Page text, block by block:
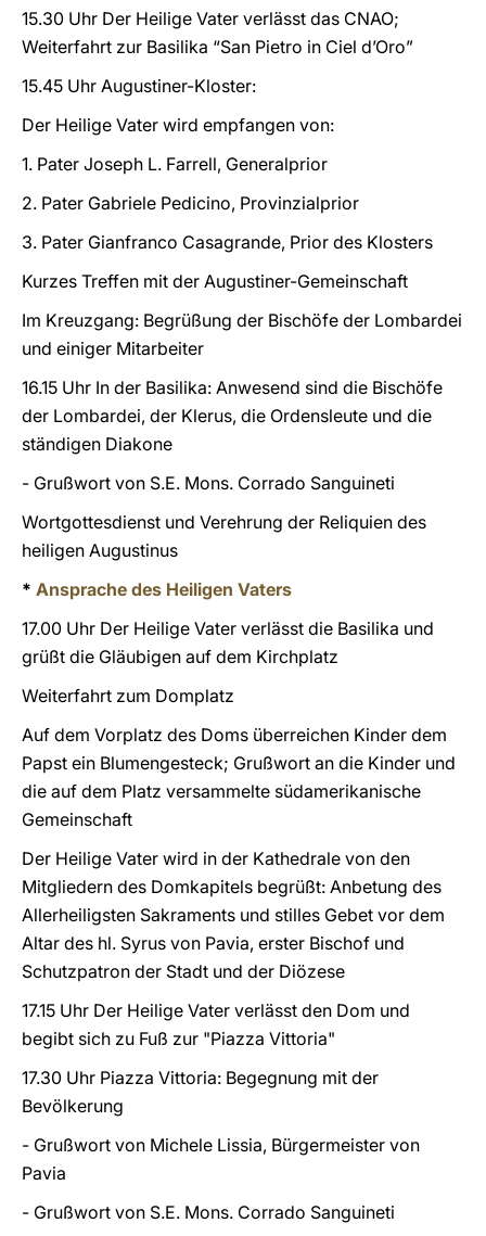
15.30 Uhr Der Heilige Vater verlässt das CNAO;
Weiterfahrt zur Basilika “San Pietro in Ciel d’Oro”
15.45 Uhr Augustiner-Kloster:
Der Heilige Vater wird empfangen von:
1. Pater Joseph L. Farrell, Generalprior
2. Pater Gabriele Pedicino, Provinzialprior
3. Pater Gianfranco Casagrande, Prior des Klosters
Kurzes Treffen mit der Augustiner-Gemeinschaft
Im Kreuzgang: Begrüßung der Bischöfe der Lombardei
und einiger Mitarbeiter
16.15 Uhr In der Basilika: Anwesend sind die Bischöfe
der Lombardei, der Klerus, die Ordensleute und die
ständigen Diakone
- Grußwort von S.E. Mons. Corrado Sanguineti
Wortgottesdienst und Verehrung der Reliquien des
heiligen Augustinus
* Ansprache des Heiligen Vaters
17.00 Uhr Der Heilige Vater verlässt die Basilika und
grüßt die Gläubigen auf dem Kirchplatz
Weiterfahrt zum Domplatz
Auf dem Vorplatz des Doms überreichen Kinder dem
Papst ein Blumengesteck; Grußwort an die Kinder und
die auf dem Platz versammelte südamerikanische
Gemeinschaft
Der Heilige Vater wird in der Kathedrale von den
Mitgliedern des Domkapitels begrüßt: Anbetung des
Allerheiligsten Sakraments und stilles Gebet vor dem
Altar des hl. Syrus von Pavia, erster Bischof und
Schutzpatron der Stadt und der Diözese
17.15 Uhr Der Heilige Vater verlässt den Dom und
begibt sich zu Fuß zur "Piazza Vittoria"
17.30 Uhr Piazza Vittoria: Begegnung mit der
Bevölkerung
- Grußwort von Michele Lissia, Bürgermeister von
Pavia
- Grußwort von S.E. Mons. Corrado Sanguineti